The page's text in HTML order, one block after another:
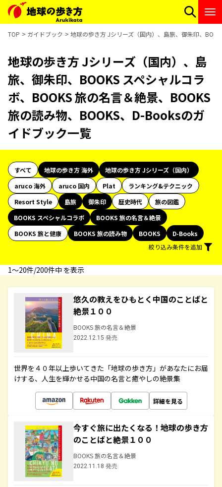
TOP ガイドブック 地球の歩き方 Jシリーズ（国内）、島旅、御朱印、
地球の歩き方 Jシリーズ（国内）、島
旅、御朱印、BOOKS スペシャルコラ
ボ、BOOKS 旅の名言＆絶景、BOOKS
旅の読み物、BOOKS、D-Booksのガ
イドブック一覧
すべて 地球の歩き方 海外
地球の歩き方 Jシリーズ（国内）
aruco 海外
aruco 国内 Plat
ランキング&テクニック
Resort Style
島旅 御朱印 歴史時代
旅の図鑑
BOOKS スペシャルコラボ
BOOKS 旅の名言＆絶景
BOOKS 旅と健康
BOOKS 旅の読み物 BOOKS
D-Books
絞り込み条件を追加
1〜20件/200件中 を表示
悠久の教えをひもとく中国のことばと
絶景１００
BOOKS 旅の名言＆絶景
2022.12.15 発売
世界を４０年以上歩いてきた「地球の歩き方」があなたにお届
けする、人生を輝かせる中国の名言と癒やしの絶景集
詳細を見る
今すぐ旅に出たくなる！地球の歩き方
のことばと絶景１００
BOOKS 旅の名言＆絶景
2022.11.18 発売